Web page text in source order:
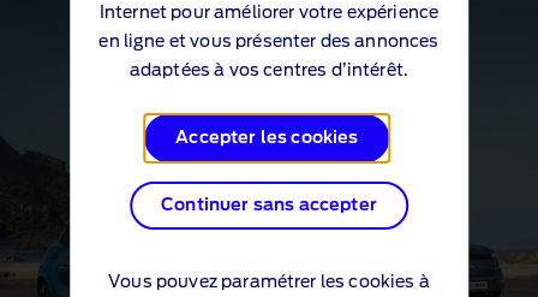
Internet pour améliorer votre expérience
en ligne et vous présenter des annonces
adaptées à vos centres d’intérêt.
Accepter les cookies
Continuer sans accepter
Vous pouvez paramétrer les cookies à